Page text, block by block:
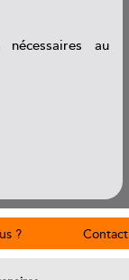
au
? Contact